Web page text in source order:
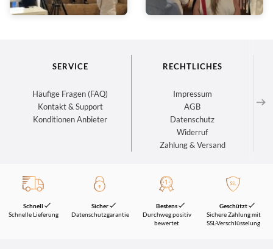
SERVICE
Häufige Fragen (FAQ)
Kontakt & Support
Konditionen Anbieter
RECHTLICHES
Impressum
AGB
Datenschutz
Widerruf
Zahlung & Versand
Schnell
Schnelle Lieferung
Sicher
Datenschutzgarantie
Bestens
Durchweg positiv
bewertet
Geschützt
Sichere Zahlung mit
SSL-Verschlüsselung